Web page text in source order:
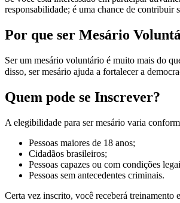
responsabilidade; é uma chance de contribuir
Por que ser Mesário
Ser um mesário voluntário é muito mais do
disso, ser mesário ajuda a fortalecer a
Quem pode se Inscrever?
A elegibilidade para ser mesário varia
Pessoas maiores de 18 anos;
Cidadãos brasileiros;
Pessoas capazes ou com condições
Pessoas sem antecedentes criminais.
Certa vez inscrito, você receberá treinamento